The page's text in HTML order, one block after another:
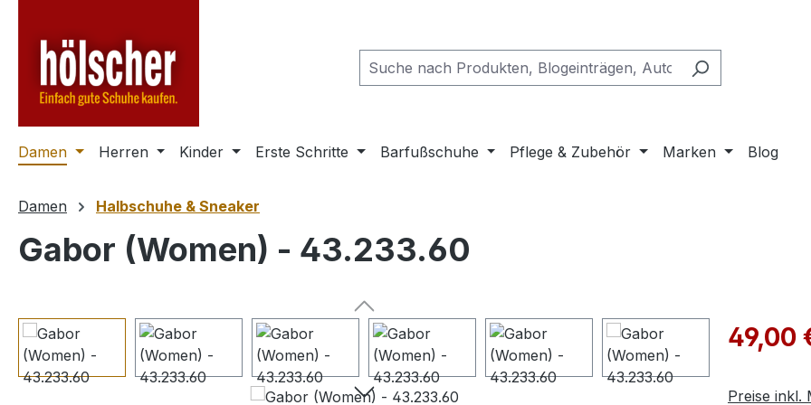
Damen Herren Kinder Erste Schritte Barfußschuhe Pflege & Zubehör Marken Blog
Damen Halbschuhe & Sneaker
Gabor (Women) - 43.233.60
Bildergalerie überspringen 49,00
Preise inkl.